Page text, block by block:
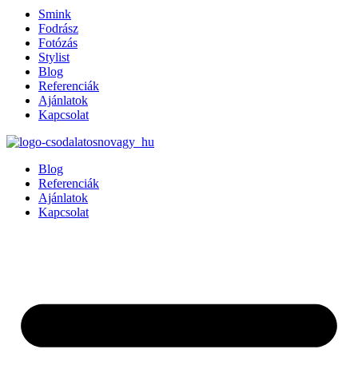
Smink
Fodrász
Fotózás
Stylist
Blog
Referenciák
Ajánlatok
Kapcsolat
Blog
Referenciák
Ajánlatok
Kapcsolat